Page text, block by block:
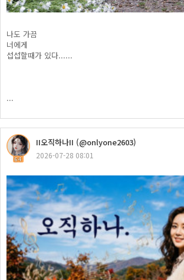
나도 가끔
너에게
섭섭할때가 있다......
...
64
II오직하나II (@onlyone2603)
2026-07-28 08:01